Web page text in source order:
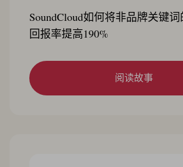
SoundCloud如何将非品牌关键
回报率提高190%
阅读故事